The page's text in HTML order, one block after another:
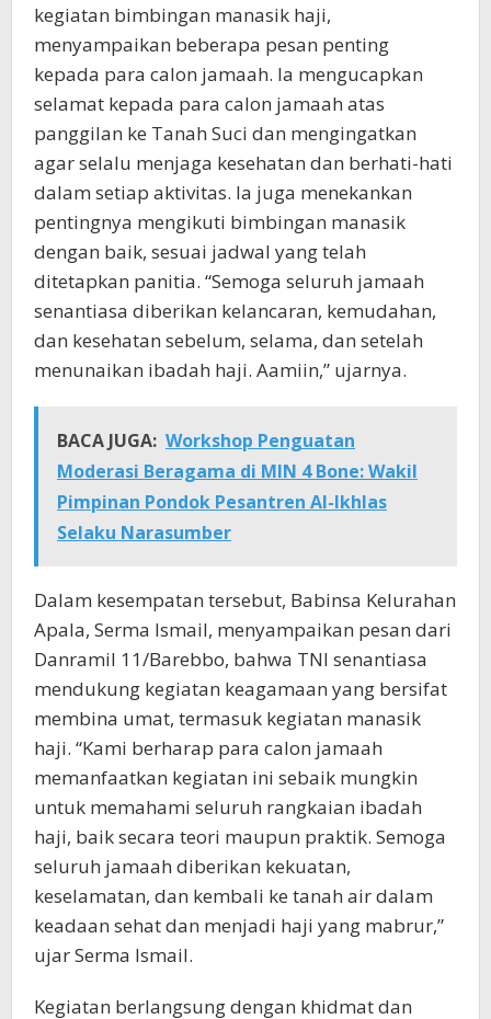
kegiatan bimbingan manasik haji,
menyampaikan beberapa pesan penting
kepada para calon jamaah. Ia mengucapkan
selamat kepada para calon jamaah atas
panggilan ke Tanah Suci dan mengingatkan
agar selalu menjaga kesehatan dan berhati-hati
dalam setiap aktivitas. Ia juga menekankan
pentingnya mengikuti bimbingan manasik
dengan baik, sesuai jadwal yang telah
ditetapkan panitia. “Semoga seluruh jamaah
senantiasa diberikan kelancaran, kemudahan,
dan kesehatan sebelum, selama, dan setelah
menunaikan ibadah haji. Aamiin,” ujarnya.
BACA JUGA: Workshop Penguatan
Moderasi Beragama di MIN 4 Bone: Wakil
Pimpinan Pondok Pesantren Al-Ikhlas
Selaku Narasumber
Dalam kesempatan tersebut, Babinsa Kelurahan
Apala, Serma Ismail, menyampaikan pesan dari
Danramil 11/Barebbo, bahwa TNI senantiasa
mendukung kegiatan keagamaan yang bersifat
membina umat, termasuk kegiatan manasik
haji. “Kami berharap para calon jamaah
memanfaatkan kegiatan ini sebaik mungkin
untuk memahami seluruh rangkaian ibadah
haji, baik secara teori maupun praktik. Semoga
seluruh jamaah diberikan kekuatan,
keselamatan, dan kembali ke tanah air dalam
keadaan sehat dan menjadi haji yang mabrur,”
ujar Serma Ismail.
Kegiatan berlangsung dengan khidmat dan